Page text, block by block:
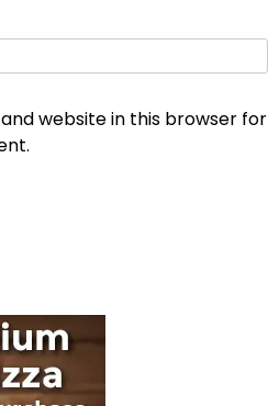
website in this browser for